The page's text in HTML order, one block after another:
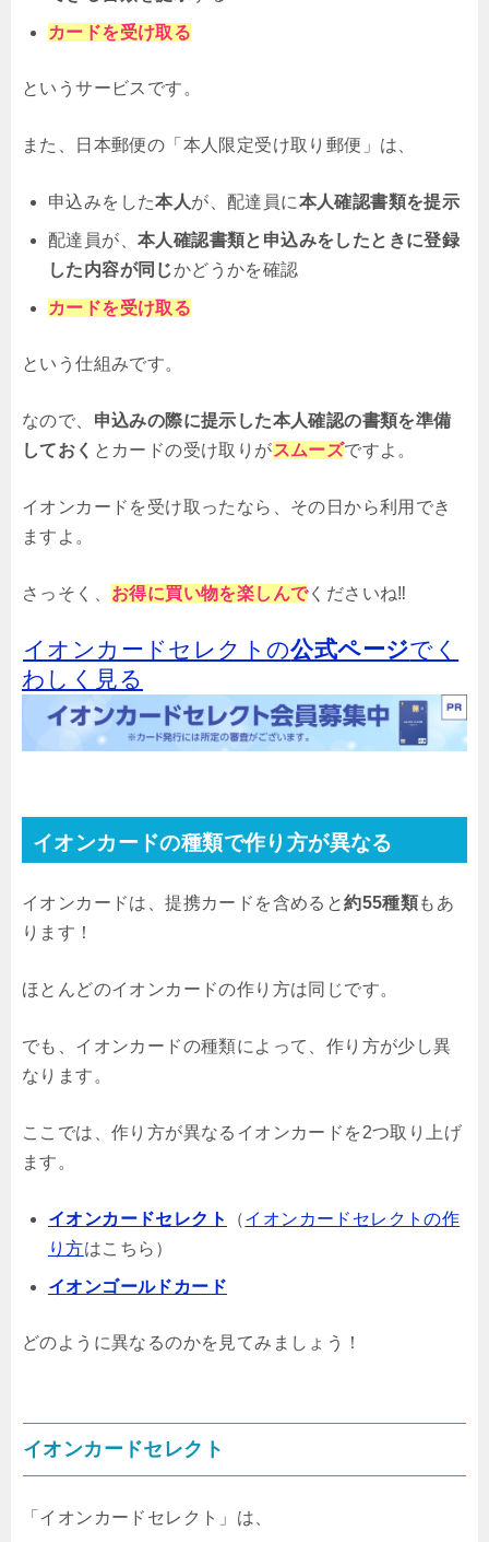
カードを受け取る
というサービスです。
また、日本郵便の「本人限定受け取り郵便」は、
申込みをした本人が、配達員に本人確認書類を提示
配達員が、 本人確認書類と申込みをしたときに登録
した内容が同じかどうかを確認
カードを受け取る
という仕組みです。
なので、 申込みの際に提示した本人確認の書類を準備
しておく とカードの受け取りがスムーズですよ。
イオンカードを受け取ったなら、その日から利用でき
ますよ。
さっそく、 お得に買い物を楽しんでくださいね‼
イオンカードセレクトの公式ページでく
わしく見る
イオンカードの種類で作り方が異なる
イオンカードは、提携カードを含めると約55種類 もあ
ります！
ほとんどのイオンカードの作り方は同じです。
でも、イオンカードの種類によって、作り方が少し異
なります。
ここでは、作り方が異なるイオンカードを2つ取り上げ
ます。
イオンカードセレクト （イオンカードセレクトの作
り方はこちら）
イオンゴールドカード
どのように異なるのかを見てみましょう！
イオンカードセレクト
「イオンカードセレクト」は、